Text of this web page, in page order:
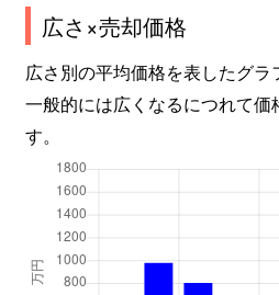
広さ×売却価格
広さ別の平均価格を表したグラ
一般的には広くなるにつれて価
す。